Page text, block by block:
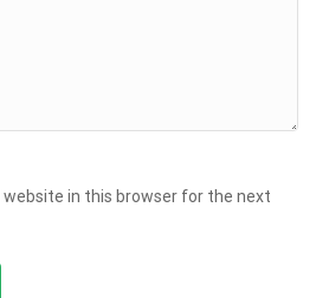
website in this browser for the next